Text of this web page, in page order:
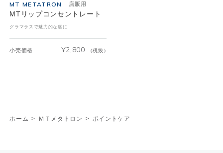
MT METATRON 店販用
MTリップコンセントレート
グラマラスで魅力的な唇に
小売価格 ¥2,800 （税抜）
ホーム > ＭＴメタトロン > ポイントケア